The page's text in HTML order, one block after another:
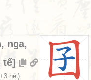
, nga,
tể]
nét)